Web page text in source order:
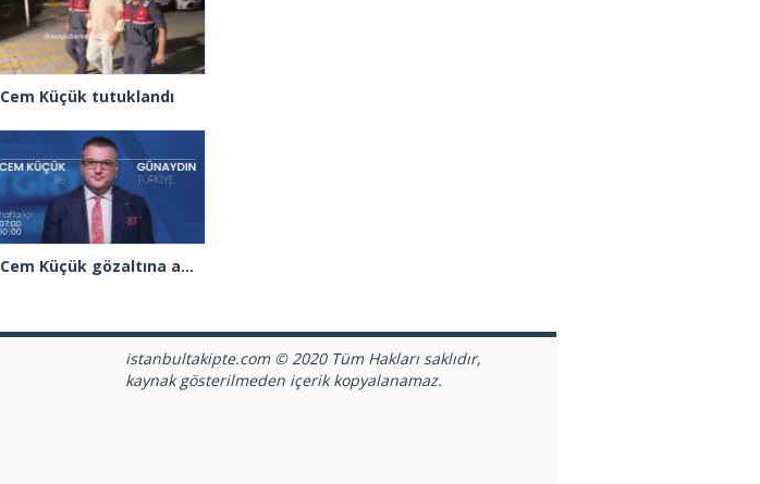
Cem Küçük tutuklandı
Cem Küçük gözaltına alındı
istanbultakipte.com © 2020 Tüm Hakları saklıdır,
kaynak gösterilmeden içerik kopyalanamaz.